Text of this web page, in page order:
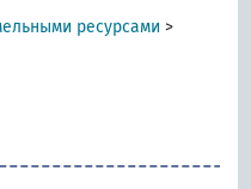
ресурсами >